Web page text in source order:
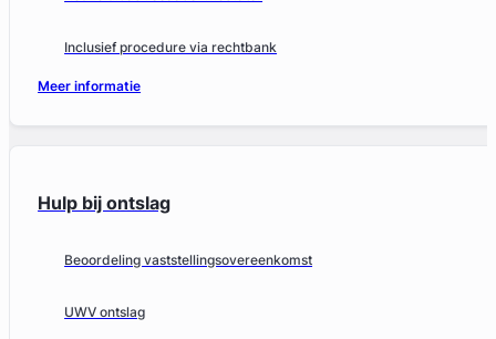
Inclusief procedure via rechtbank
Meer informatie
Hulp bij ontslag
Beoordeling vaststellingsovereenkomst
UWV ontslag